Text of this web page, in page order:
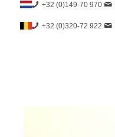
+32 (0)149-70 970
+32 (0)320-72 922